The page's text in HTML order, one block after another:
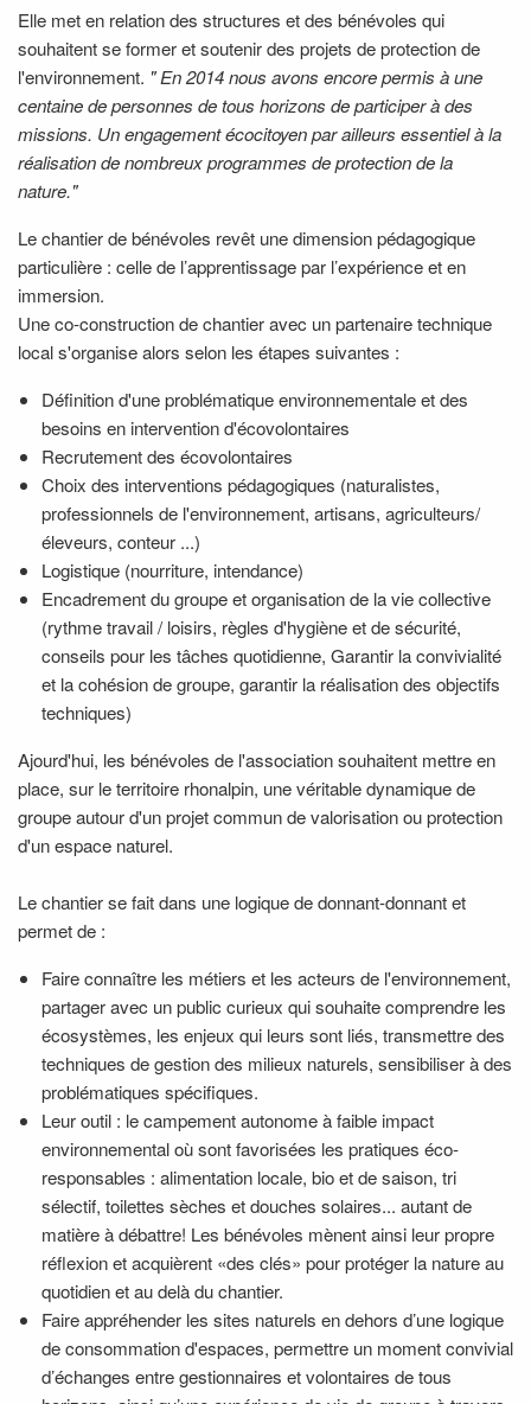
Elle met en relation des structures et des bénévoles qui
souhaitent se former et soutenir des projets de protection de
l'environnement. " En 2014 nous avons encore permis à une
centaine de personnes de tous horizons de participer à des
missions. Un engagement écocitoyen par ailleurs essentiel à la
réalisation de nombreux programmes de protection de la
nature."
Le chantier de bénévoles revêt une dimension pédagogique
particulière : celle de l’apprentissage par l’expérience et en
immersion.
Une co-construction de chantier avec un partenaire technique
local s'organise alors selon les étapes suivantes :
Définition d'une problématique environnementale et des
besoins en intervention d'écovolontaires
Recrutement des écovolontaires
Choix des interventions pédagogiques (naturalistes,
professionnels de l'environnement, artisans, agriculteurs/
éleveurs, conteur ...)
Logistique (nourriture, intendance)
Encadrement du groupe et organisation de la vie collective
(rythme travail / loisirs, règles d'hygiène et de sécurité,
conseils pour les tâches quotidienne, Garantir la convivialité
et la cohésion de groupe, garantir la réalisation des objectifs
techniques)
Ajourd'hui, les bénévoles de l'association souhaitent mettre en
place, sur le territoire rhonalpin, une véritable dynamique de
groupe autour d'un projet commun de valorisation ou protection
d'un espace naturel.
Le chantier se fait dans une logique de donnant-donnant et
permet de :
Faire connaître les métiers et les acteurs de l'environnement,
partager avec un public curieux qui souhaite comprendre les
écosystèmes, les enjeux qui leurs sont liés, transmettre des
techniques de gestion des milieux naturels, sensibiliser à des
problématiques spécifiques.
Leur outil : le campement autonome à faible impact
environnemental où sont favorisées les pratiques éco-
responsables : alimentation locale, bio et de saison, tri
sélectif, toilettes sèches et douches solaires... autant de
matière à débattre! Les bénévoles mènent ainsi leur propre
réflexion et acquièrent «des clés» pour protéger la nature au
quotidien et au delà du chantier.
Faire appréhender les sites naturels en dehors d’une logique
de consommation d'espaces, permettre un moment convivial
d’échanges entre gestionnaires et volontaires de tous